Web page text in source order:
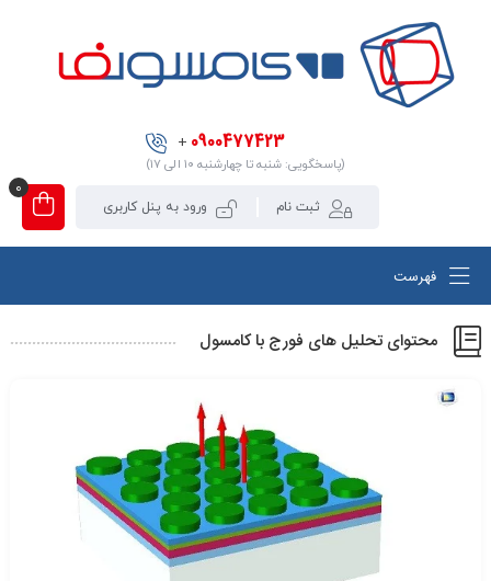
0900477423
+
(پاسخگویی: شنبه تا چهارشنبه ۱۰ الی ۱۷)
ثبت نام ورود به پنل کاربری
0
فهرست
محتوای تحلیل های فورج با کامسول